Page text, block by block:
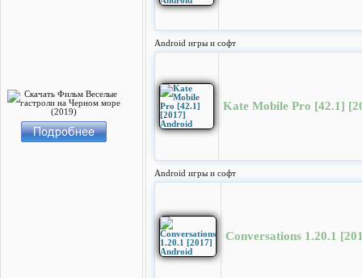
Android игры и софт
Kate Mobile Pro [42.1]
Android игры и софт
Conversations 1.20.1